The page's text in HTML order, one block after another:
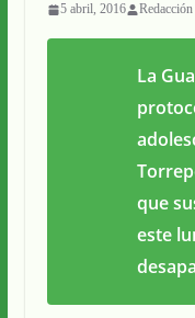
5 abril, 2016 Redacción
La
que
este